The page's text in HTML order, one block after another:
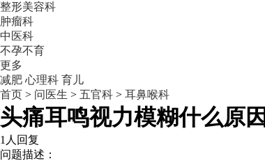
整形美容科
肿瘤科
中医科
不孕不育
更多
减肥 心理科 育儿
首页 > 问医生 > 五官科 > 耳鼻喉科
头痛耳鸣视力模糊什么原因
1人回复
问题描述：